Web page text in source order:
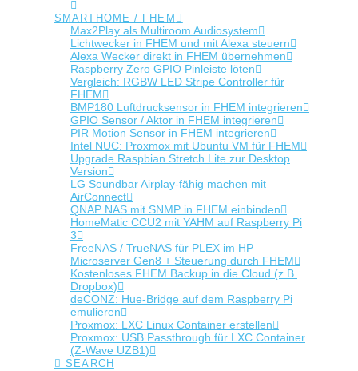
SMARTHOME / FHEM
Max2Play als Multiroom Audiosystem
Lichtwecker in FHEM und mit Alexa steuern
Alexa Wecker direkt in FHEM übernehmen
Raspberry Zero GPIO Pinleiste löten
Vergleich: RGBW LED Stripe Controller für
FHEM
BMP180 Luftdrucksensor in FHEM integrieren
GPIO Sensor / Aktor in FHEM integrieren
PIR Motion Sensor in FHEM integrieren
Intel NUC: Proxmox mit Ubuntu VM für FHEM
Upgrade Raspbian Stretch Lite zur Desktop
Version
LG Soundbar Airplay-fähig machen mit
AirConnect
QNAP NAS mit SNMP in FHEM einbinden
HomeMatic CCU2 mit YAHM auf Raspberry Pi
3
FreeNAS / TrueNAS für PLEX im HP
Microserver Gen8 + Steuerung durch FHEM
Kostenloses FHEM Backup in die Cloud (z.B.
Dropbox)
deCONZ: Hue-Bridge auf dem Raspberry Pi
emulieren
Proxmox: LXC Linux Container erstellen
Proxmox: USB Passthrough für LXC Container
(Z-Wave UZB1)
SEARCH